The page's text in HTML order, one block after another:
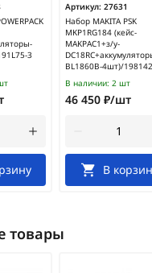
3
Артикул: 27631
Набор MAKITA PSK
MKP1RG184 (кейс-
MAKPAC1+з/у-
BL1860B-4шт)/
В наличии: 2 шт
46 450 ₽/шт
В
товары